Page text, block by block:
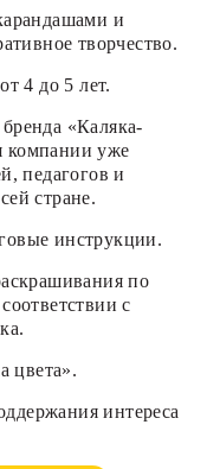
и
творчество.
4 до 5 лет.
«Каляка-
компании уже
педагогов и
стране.
инструкции.
по
с
цвета».
интереса